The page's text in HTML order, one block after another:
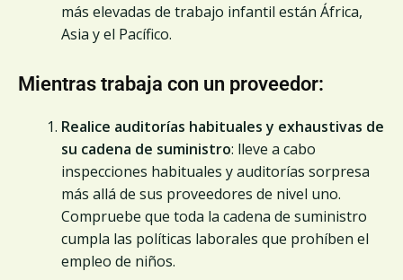
más elevadas de trabajo infantil están África,
Asia y el Pacífico.
Mientras trabaja con un proveedor:
Realice auditorías habituales y exhaustivas de
su cadena de suministro: lleve a cabo
inspecciones habituales y auditorías sorpresa
más allá de sus proveedores de nivel uno.
Compruebe que toda la cadena de suministro
cumpla las políticas laborales que prohíben el
empleo de niños.